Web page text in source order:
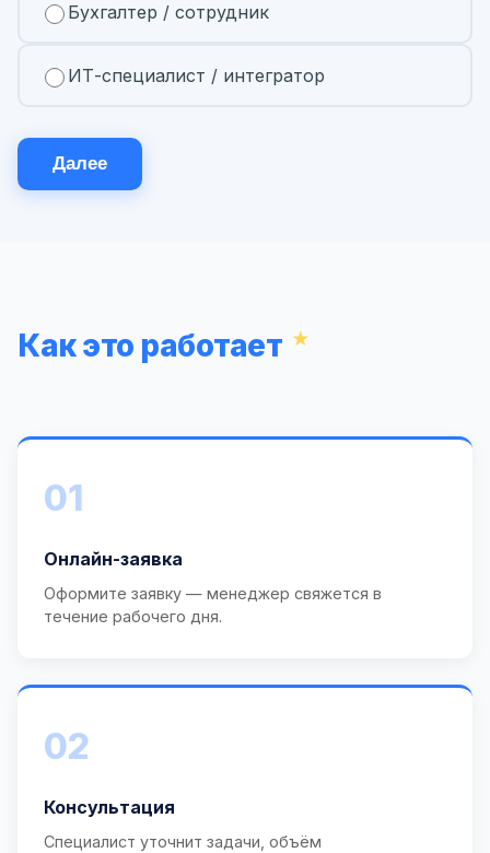
Бухгалтер / сотрудник
ИТ-специалист / интегратор
Далее
Как это работает
01
Онлайн-заявка
Оформите заявку — менеджер свяжется в
течение рабочего дня.
02
Консультация
Специалист уточнит задачи, объём